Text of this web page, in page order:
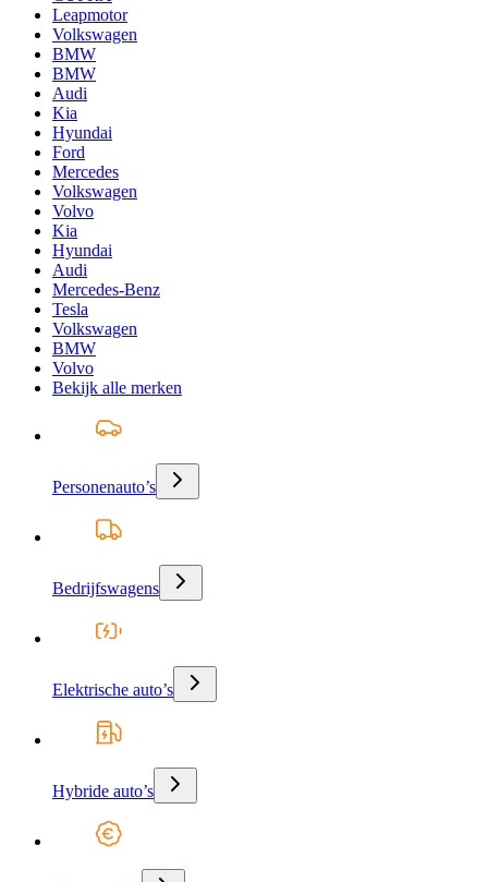
Leapmotor
Volkswagen
BMW
BMW
Audi
Kia
Hyundai
Ford
Mercedes
Volkswagen
Volvo
Kia
Hyundai
Audi
Mercedes-Benz
Tesla
Volkswagen
BMW
Volvo
Bekijk alle merken
Personenauto’s
Bedrijfswagens
Elektrische auto’s
Hybride auto’s